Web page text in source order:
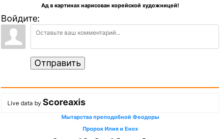
Ад в картинах нарисован корейской художницей!
Войдите:
Отправить
Live data by Scoreaxis
Мытарства преподобной Феодоры
Пророк Илия и Енох